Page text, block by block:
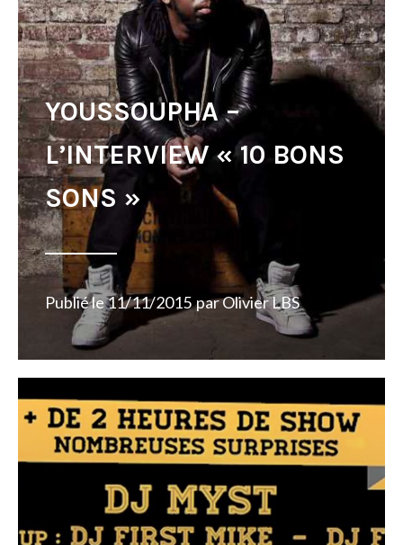
YOUSSOUPHA –
L’INTERVIEW « 10 BONS
SONS »
Publié le11/11/2015 parOlivier LBS